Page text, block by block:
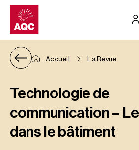
Panneau de gestion des cookies
Accueil La Revue
Technologie de
communication –
dans le bâtiment